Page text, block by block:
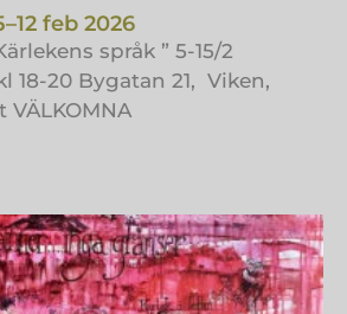
feb 2026
språk ” 5-15/2
18-20 Bygatan 21, Viken,
VÄLKOMNA